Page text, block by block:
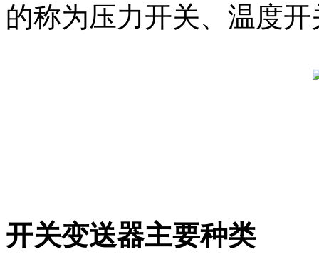
的称为压力开关、温度开
开关变送器主要种类